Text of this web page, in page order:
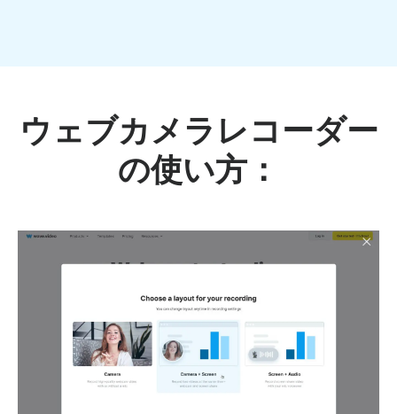
ウェブカメラレコーダー
の使い方：